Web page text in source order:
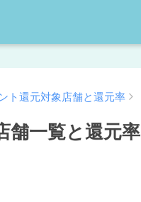
ト還元対象店舗と還元率
舗一覧と還元率